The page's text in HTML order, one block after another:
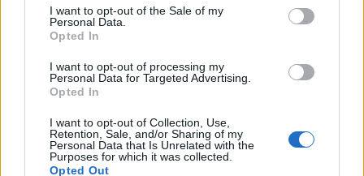
I want to opt-out of the Sale of my
Personal Data.
Opted In
I want to opt-out of processing my
Personal Data for Targeted Advertising.
Opted In
I want to opt-out of Collection, Use,
Retention, Sale, and/or Sharing of my
Personal Data that Is Unrelated with the
Purposes for which it was collected.
Opted Out
Nga gëzimi i dasmës te
dhimbja e madhe, Arianit
Çetaj gjendet i pajetë në
Hyri me Jet Ski në
hapësirën e pushuesve në